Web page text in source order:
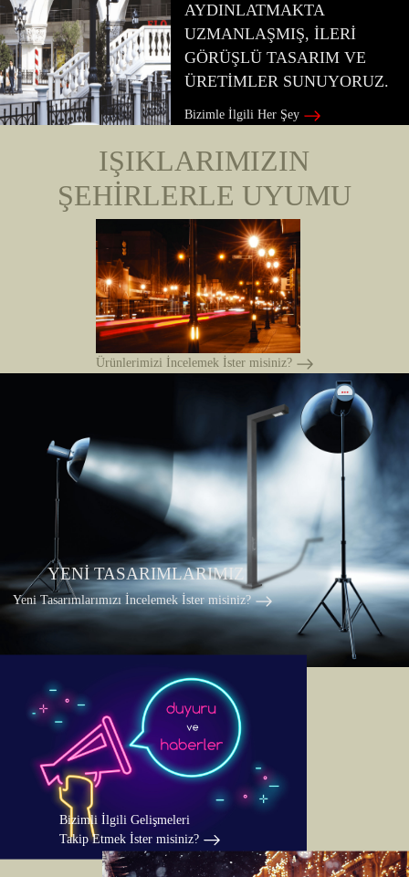
AYDINLATMAKTA
UZMANLAŞMIŞ, İLERİ
GÖRÜŞLÜ TASARIM VE
ÜRETİMLER SUNUYORUZ.
Bizimle İlgili Her Şey
IŞIKLARIMIZIN
ŞEHİRLERLE UYUMU
Ürünlerimizi İncelemek İster misiniz?
YENİ TASARIMLARIMIZ
Yeni Tasarımlarımızı İncelemek İster misiniz?
Bizimli İlgili Gelişmeleri
Takip Etmek İster misiniz?